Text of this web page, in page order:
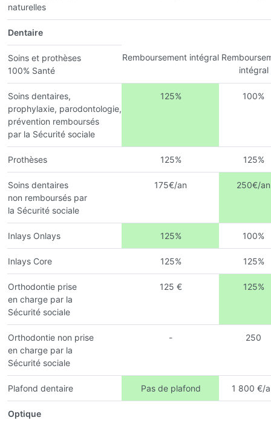
naturelles
Dentaire
Soins et prothèses
100% Santé
Remboursement intégral
intégral
Soins dentaires,
prophylaxie, parodontologie,
prévention remboursés
par la Sécurité sociale
125% 100%
Prothèses 125% 125%
Soins dentaires
non remboursés par
la Sécurité sociale
175€/an 250€/an
Inlays Onlays 125% 100%
Inlays Core 125% 125%
Orthodontie prise
en charge par la
Sécurité sociale
125 € 125%
Orthodontie non prise
en charge par la
Sécurité sociale
- 250
Plafond dentaire Pas de plafond 1 800 €/
Optique